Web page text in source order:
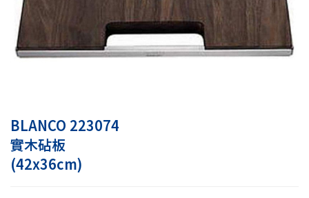
BLANCO 223074
實木砧板
(42x36cm)